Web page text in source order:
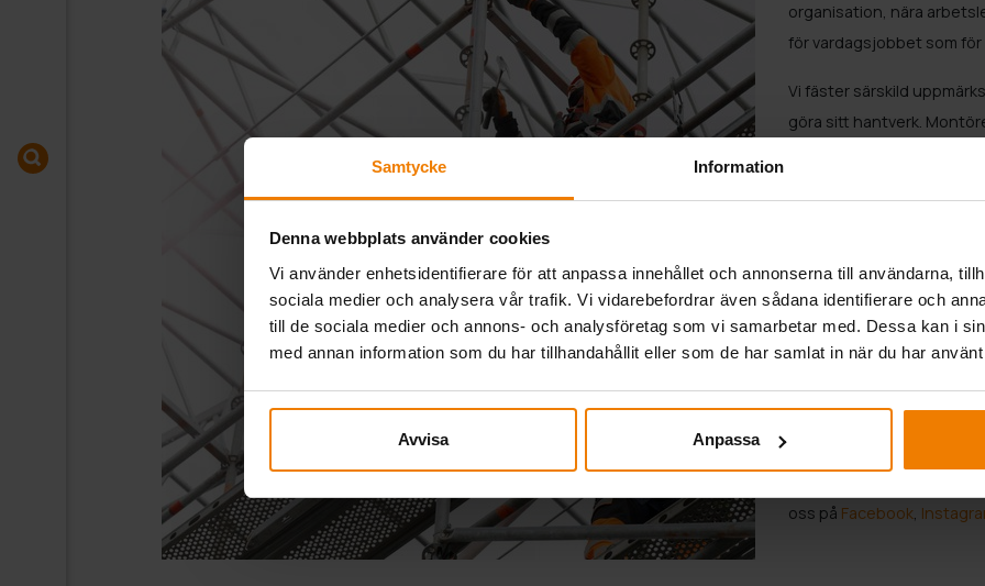
Samtycke Information
Denna webbplats använder cookies
Vi använder enhetsidentifierare för att anpassa innehållet och annonserna till användarna,
sociala medier och analysera vår trafik. Vi vidarebefordrar även sådana identifierare och
till de sociala medier och annons- och analysföretag som vi samarbetar med. Dessa kan i
med annan information som du har tillhandahållit eller som de har samlat in när du har
Avvisa Anpassa
organisation, nära
för vardagsjobbet som för
Vi fäster särskild
göra sitt hantverk.
främjar arbetets kvalitet
betonar vi tillsammans
Åren 2019 och 2020
andra gången i rad den
Världstoppen. Noll
företag som har satsat
Vi stöder våra
utvecklingen genom en
inlärningsmiljö,
Du kan också bekanta
oss på Facebook,